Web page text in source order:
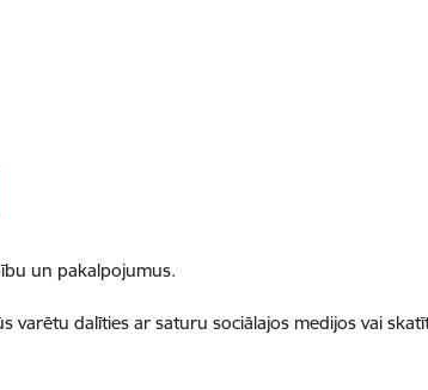
un pakalpojumus.
varētu dalīties ar saturu sociālajos medijos vai